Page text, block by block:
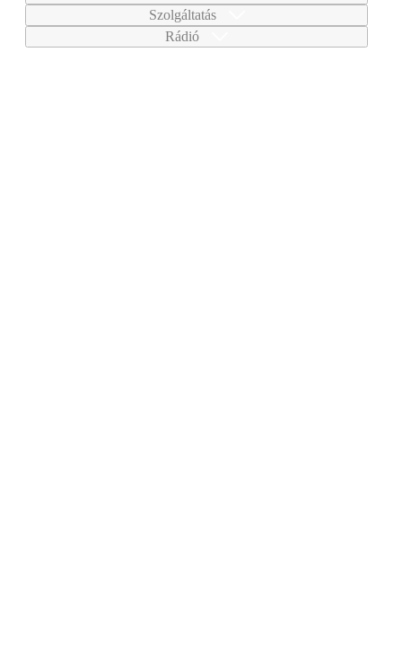
Szolgáltatás
Rádió